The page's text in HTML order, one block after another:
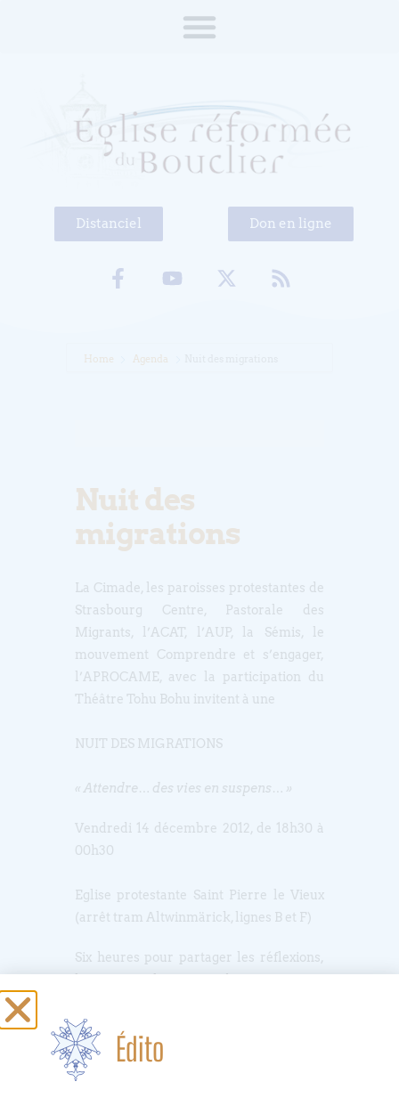
Distanciel Don en ligne
Home Agenda
Nuit des
migrations
La Cimade, les paroisses protestantes de
Strasbourg Centre, Pastorale des
Migrants, l’ACAT, l’AUP, la Sémis, le
mouvement Comprendre et s’engager,
l’APROCAME, avec la participation du
Théâtre Tohu Bohu invitent à une
NUIT DES MIGRATIONS
« Attendre… des vies en suspens… »
Vendredi 14 décembre 2012, de 18h30 à
00h30
Eglise protestante Saint Pierre le Vieux
(arrêt tram Altwinmärick, lignes B et F)
Six heures pour partager les réflexions,
se suivre séparément
– 18h30 Pourquoi se met-on en route ?
Extraits de films, de livres, de
Édito